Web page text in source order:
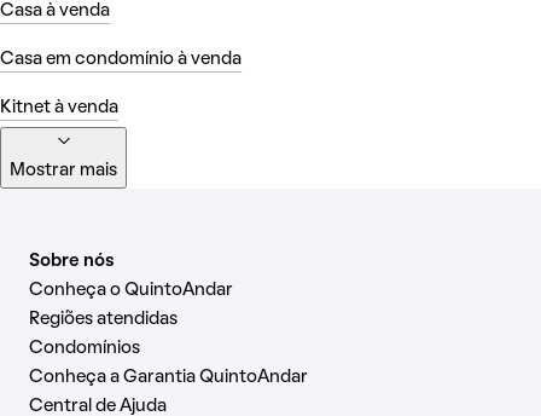
Casa à venda
Casa em condomínio à venda
Kitnet à venda
Mostrar mais
Sobre nós
Conheça o QuintoAndar
Regiões atendidas
Condomínios
Conheça a Garantia QuintoAndar
Central de Ajuda